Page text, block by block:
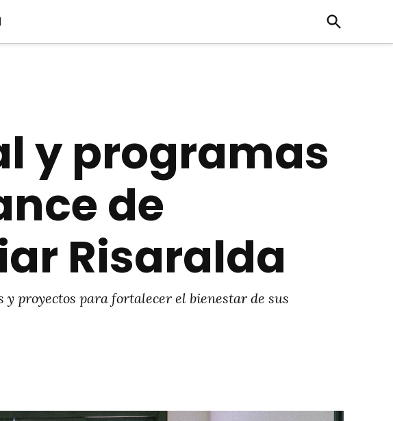
Open
Search
y programas
de
Risaralda
proyectos para fortalecer el bienestar de sus